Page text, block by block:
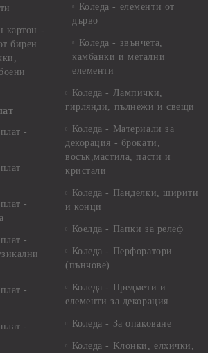
картон -
бирен
-
-
-
-
-
Коледа - елементи от
дърво
Коледа - звънчета,
камбанки и метални
елементи
Коледа - Лампички,
гирлянди, пълнежи и свещи
Коледа - Материали за
декорация - брокати,
восък,мастила, пасти и
кристали
Коледа - Панделки, ширити
и конци
Коелда - Папки за релеф
Коледа - Перфоратори
(пънчове)
Коледа - Предмети и
елементи за декорация
Коледа - За опаковане
Коледа - Kлонки, елхички,